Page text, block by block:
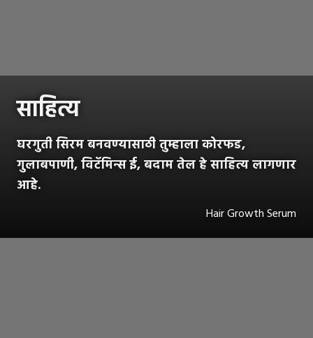
साहित्य
घरगुती सिरम बनवण्यासाठी तुम्हाला कोरफड,
गुलाबपाणी, विटॅमिन्स ई, बदाम तेल हे साहित्य लागणार
आहे.
Hair Growth Serum